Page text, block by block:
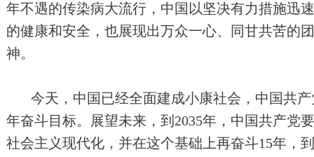
年不遇的传染病大流行，中国以坚决有力措施迅
的健康和安全，也展现出万众一心、同甘共苦的
神。
今天，中国已经全面建成小康社会，中国共产
年奋斗目标。展望未来，到2035年，中国共产党
社会主义现代化，并在这个基础上再奋斗15年，